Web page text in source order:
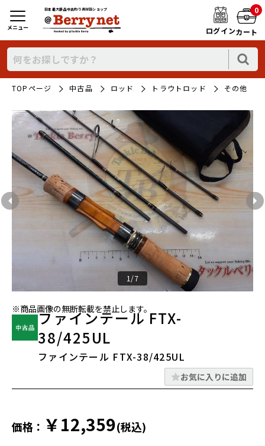
日本最大新品中古釣り具WEBショップ
ログイン
0
カート
メニュー
TOPページ 中古品 ロッド トラウトロッド その他
1/7
※商品画像の無断転載を禁止します。
ファインテール FTX-
38/425UL
ファインテール FTX-38/425UL
お気に入りに追加
価格： ￥12,359(税込)